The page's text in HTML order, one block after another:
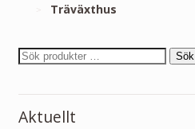
Träväxthus
Sök
Aktuellt